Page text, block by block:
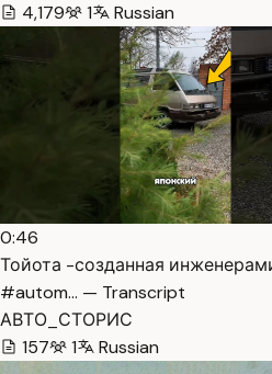
4,179
1 Russian
0:46
Тойота -созданная
#autom… — Transcript
АВТО_СТОРИС
157
1 Russian